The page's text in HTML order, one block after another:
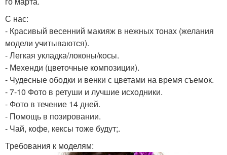
С нас:
- Красивый весенний макияж в нежных тонах (желания
модели учитываются).
- Легкая укладка/локоны/косы.
- Мехенди (цветочные композиции).
- Чудесные ободки и венки с цветами на время съемок.
- 7-10 Фото в ретуши и лучшие исходники.
- Фото в течение 14 дней.
- Помощь в позировании.
- Чай, кофе, кексы тоже будут;.
Требования к моделям: